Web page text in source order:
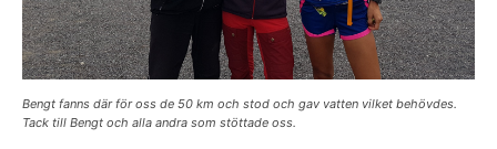
Bengt fanns där för oss de 50 km och stod och gav vatten vilket behövdes.
Tack till Bengt och alla andra som stöttade oss.